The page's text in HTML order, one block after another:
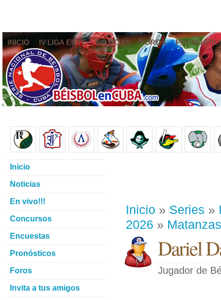
INICIO IV LIGA ELITE NOTICIAS FOROS
Inicio » Series »
2026 » Matanzas
Dariel
Jugador de
Inicio
Noticias
En vivo!!!
Concursos
Encuestas
Pronósticos
Foros
Invita a tus amigos